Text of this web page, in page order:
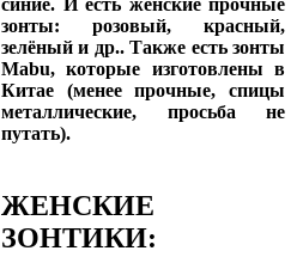
синие. И есть женские прочные
зонты: розовый, красный,
зелёный и др.. Также есть зонты
Mabu, которые изготовлены в
Китае (менее прочные, спицы
металлические, просьба не
путать).
ЖЕНСКИЕ
ЗОНТИКИ: